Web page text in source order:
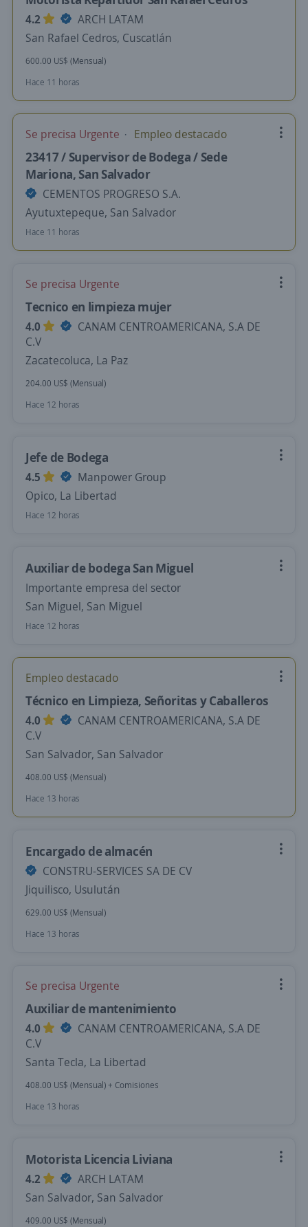
4.2
ARCH LATAM
San Rafael Cedros, Cuscatlán
600.00 US$ (Mensual)
Hace 11 horas
Se precisa Urgente Empleo destacado
23417 / Supervisor de Bodega / Sede
Mariona, San Salvador
CEMENTOS PROGRESO S.A.
Ayutuxtepeque, San Salvador
Hace 11 horas
Se precisa Urgente
Tecnico en limpieza mujer
4.0
CANAM CENTROAMERICANA, S.A DE
C.V
Zacatecoluca, La Paz
204.00 US$ (Mensual)
Hace 12 horas
Jefe de Bodega
4.5
Manpower Group
Opico, La Libertad
Hace 12 horas
Auxiliar de bodega San Miguel
Importante empresa del sector
San Miguel, San Miguel
Hace 12 horas
Empleo destacado
Técnico en Limpieza, Señoritas y Caballeros
4.0
CANAM CENTROAMERICANA, S.A DE
C.V
San Salvador, San Salvador
408.00 US$ (Mensual)
Hace 13 horas
Encargado de almacén
CONSTRU-SERVICES SA DE CV
Jiquilisco, Usulután
629.00 US$ (Mensual)
Hace 13 horas
Se precisa Urgente
Auxiliar de mantenimiento
4.0
CANAM CENTROAMERICANA, S.A DE
C.V
Santa Tecla, La Libertad
408.00 US$ (Mensual) + Comisiones
Hace 13 horas
Motorista Licencia Liviana
4.2
ARCH LATAM
San Salvador, San Salvador
409.00 US$ (Mensual)